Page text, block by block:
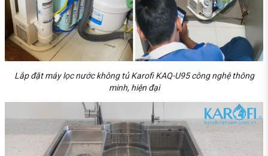
Lắp đặt máy lọc nước không tủ Karofi KAQ-U95 công nghệ thông
minh, hiện đại